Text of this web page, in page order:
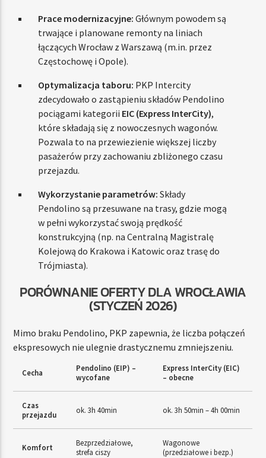
Prace modernizacyjne: Głównym powodem są
trwające i planowane remonty na liniach
łączących Wrocław z Warszawą (m.in. przez
Częstochowę i Opole).
Optymalizacja taboru: PKP Intercity
zdecydowało o zastąpieniu składów Pendolino
pociągami kategorii EIC (Express InterCity),
które składają się z nowoczesnych wagonów.
Pozwala to na przewiezienie większej liczby
pasażerów przy zachowaniu zbliżonego czasu
przejazdu.
Wykorzystanie parametrów: Składy
Pendolino są przesuwane na trasy, gdzie mogą
w pełni wykorzystać swoją prędkość
konstrukcyjną (np. na Centralną Magistralę
Kolejową do Krakowa i Katowic oraz trasę do
Trójmiasta).
PORÓWNANIE OFERTY DLA WROCŁAWIA
(STYCZEŃ 2026)
Mimo braku Pendolino, PKP zapewnia, że liczba połączeń
ekspresowych nie ulegnie drastycznemu zmniejszeniu.
Cecha
Pendolino (EIP) –
wycofane
Express InterCity (EIC)
– obecne
Czas
przejazdu
ok. 3h 40min ok. 3h 50min – 4h 00min
Komfort
Bezprzedziałowe,
strefa ciszy
Wagonowe
(przedziałowe i bezp.)